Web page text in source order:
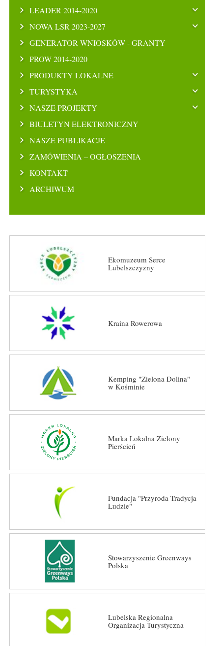
LEADER 2014-2020
NOWA LSR 2023-2027
GENERATOR WNIOSKÓW - GRANTY
PROW 2014-2020
PRODUKTY LOKALNE
TURYSTYKA
NASZE PROJEKTY
BIULETYN ELEKTRONICZNY
NASZE PUBLIKACJE
ZAMÓWIENIA – OGŁOSZENIA
KONTAKT
ARCHIWUM
Ekomuzeum Serce
Lubelszczyzny
Kraina Rowerowa
Kemping "Zielona Dolina"
w Kośminie
Marka Lokalna Zielony
Pierścień
Fundacja "Przyroda Tradycja
Ludzie"
Stowarzyszenie Greenways
Polska
Lubelska Regionalna
Organizacja Turystyczna